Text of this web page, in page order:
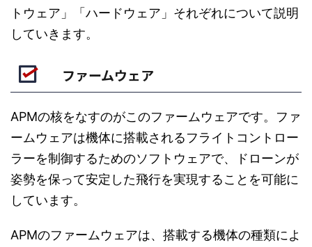
トウェア」「ハードウェア」それぞれについて説明
していきます。
ファームウェア
APMの核をなすのがこのファームウェアです。ファ
ームウェアは機体に搭載されるフライトコントロー
ラーを制御するためのソフトウェアで、ドローンが
姿勢を保って安定した飛行を実現することを可能に
しています。
APMのファームウェアは、搭載する機体の種類によ